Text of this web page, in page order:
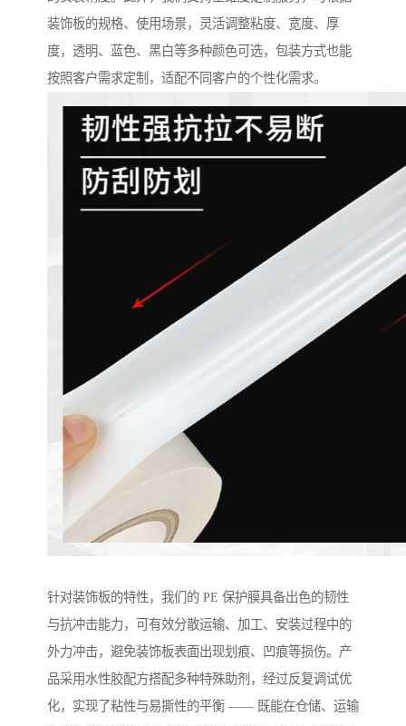
装饰板的规格、使用场景，灵活调整粘度、宽度、厚
度，透明、蓝色、黑白等多种颜色可选，包装方式也能
按照客户需求定制，适配不同客户的个性化需求。
针对装饰板的特性，我们的 PE 保护膜具备出色的韧性
与抗冲击能力，可有效分散运输、加工、安装过程中的
外力冲击，避免装饰板表面出现划痕、凹痕等损伤。产
品采用水性胶配方搭配多种特殊助剂，经过反复调试优
化，实现了粘性与易撕性的平衡 —— 既能在仓储、运输